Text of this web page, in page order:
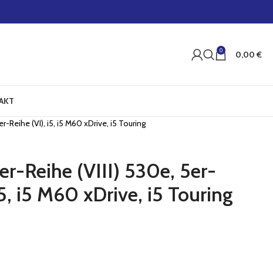
0 0,00 €
Reihe (VI), i5, i5 M60 xDrive, i5 Touring
Reihe (VIII) 530e, 5er-
i5 M60 xDrive, i5 Touring